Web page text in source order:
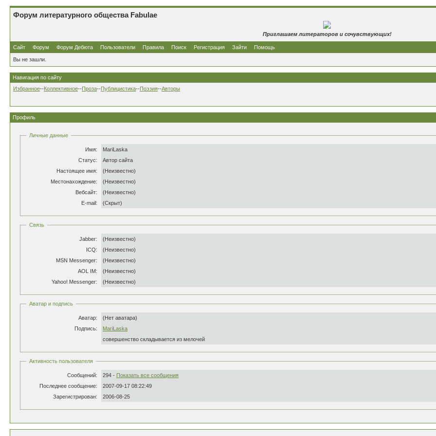
Форум литературного общества Fabulae
Приглашаем литераторов и сочувствующих!
Сайт Форум Форум Дебюта Пользователи Правила Поиск Регистрация Зайти Помощь
Вы не зашли.
Навигация по сайту
Избранное--Коллективное--Проза--Публицистика--Поэзия--Авторы
Профиль
Личные данные
Имя:
MariLaska
Статус:
Автор сайта
Настоящее имя:
(Неизвестно)
Местонахождение:
(Неизвестно)
Вебсайт:
(Неизвестно)
E-mail:
(Скрыт)
Связь
Jabber:
(Неизвестно)
ICQ:
(Неизвестно)
MSN Messenger:
(Неизвестно)
AOL IM:
(Неизвестно)
Yahoo! Messenger:
(Неизвестно)
Аватар и подпись
Аватар:
(Нет аватара)
Подпись:
MariLaska
совершенство складывается из мелочей
Активность пользователя
Сообщений: 294 - Показать все сообщения
Последнее сообщение:
2007-09-17 08:22:49
Зарегистрирован:
2006-08-25